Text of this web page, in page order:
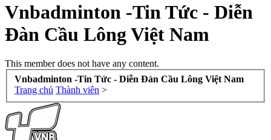
Vnbadminton -Tin Tức - Diễn
Đàn Cầu Lông Việt Nam
This member does not have any content.
Vnbadminton -Tin Tức - Diễn Đàn Cầu Lông Việt Nam
Trang chủ Thành viên >